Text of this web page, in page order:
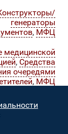
генераторы
, МФЦ
медицинской
, Средства
очередями
, МФЦ